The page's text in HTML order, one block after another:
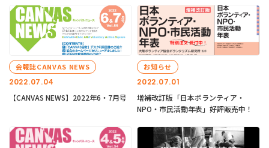
2022.07.04
会報誌CANVAS NEWS
【CANVAS NEWS】2022年6・7月号
2022.07.01
お知らせ
増補改訂版「日本ボランティア・
NPO・市民活動年表」好評販売中！